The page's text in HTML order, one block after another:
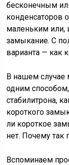
бесконечным
конденсаторов
маленьким или,
замыкание. С
варианта — как
В нашем случае
одним
стабилитрона,
короткого
ли короткое
нет. Почему так
Вспоминаем